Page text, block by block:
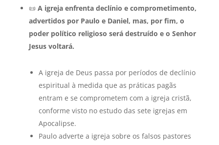
📜 A igreja enfrenta declínio e comprometimento,
advertidos por Paulo e Daniel, mas, por fim, o
poder político religioso será destruído e o Senhor
Jesus voltará.
A igreja de Deus passa por períodos de declínio
espiritual à medida que as práticas pagãs
entram e se comprometem com a igreja cristã,
conforme visto no estudo das sete igrejas em
Apocalipse.
Paulo adverte a igreja sobre os falsos pastores